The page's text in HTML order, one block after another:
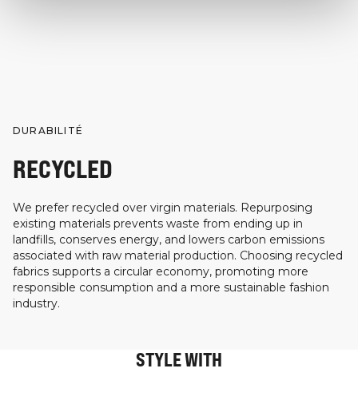
DURABILITÉ
RECYCLED
We prefer recycled over virgin materials. Repurposing
existing materials prevents waste from ending up in
landfills, conserves energy, and lowers carbon emissions
associated with raw material production. Choosing recycled
fabrics supports a circular economy, promoting more
responsible consumption and a more sustainable fashion
industry.
STYLE WITH